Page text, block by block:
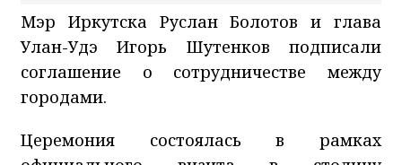
Мэр Иркутска Руслан Болотов и глава
Улан-Удэ Игорь Шутенков подписали
соглашение о сотрудничестве между
городами.
Церемония состоялась в рамках